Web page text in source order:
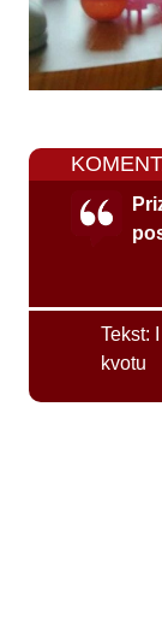
Tekst:
kvotu